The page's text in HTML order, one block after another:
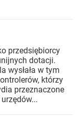
przedsiębiorcy
dotacji.
wysłała w tym
którzy
przeznaczone